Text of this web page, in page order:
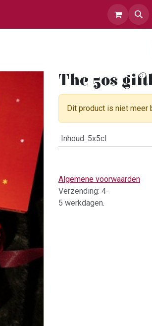
The 50s
Dit product is niet meer
Inhoud: 5x5cl
Algemene voorwaarden
Verzending: 4-
5 werkdagen.